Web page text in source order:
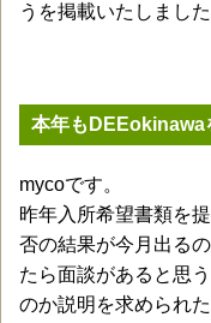
うを掲載いたしまし
本年もDEEokinawa
mycoです。
昨年入所希望書類を
否の結果が今月出る
たら面談があると思
のか説明を求められ